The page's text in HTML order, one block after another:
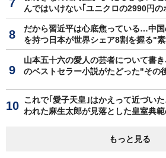
んではいけない｢ユニクロの2990円の
だから習近平は心底焦っている…中
を持つ日本が世界シェア8割を握る"
山本五十六の愛人の芸者について書
のベストセラー小説がたどった"その
これで｢愛子天皇｣はかえって近づい
われた麻生太郎が見落とした皇室典
もっと見る